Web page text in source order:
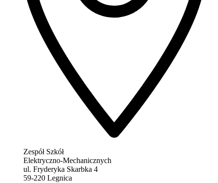
Zespół Szkół
Elektryczno-Mechanicznych
ul. Fryderyka Skarbka 4
59-220 Legnica